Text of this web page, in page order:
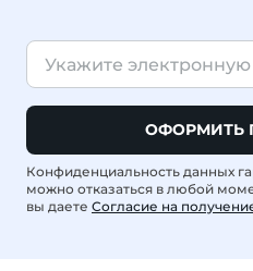
ОФОРМИТЬ
Конфиденциальность данных
можно отказаться в любой
вы даете Согласие на